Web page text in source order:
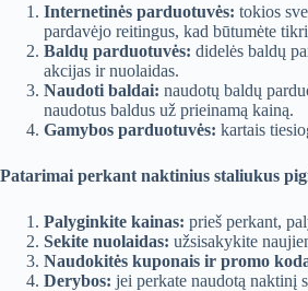
Internetinės parduotuvės: tokios
pardavėjo reitingus, kad būtumėte
Baldų parduotuvės: didelės baldų
akcijas ir nuolaidas.
Naudoti baldai: naudotų baldų
naudotus baldus už prieinamą kainą.
Gamybos parduotuvės: kartais
Patarimai perkant naktinius staliukus
Palyginkite kainas: prieš perkant,
Sekite nuolaidas: užsisakykite
Naudokitės kuponais ir promo
Derybos: jei perkate naudotą naktinį